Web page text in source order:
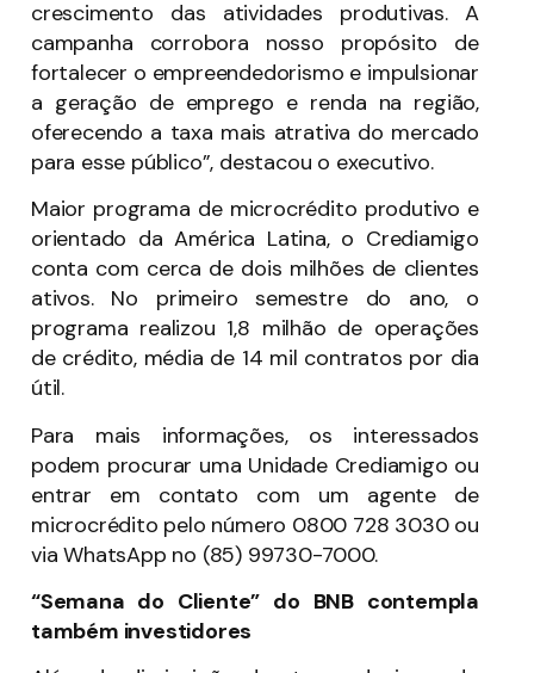
crescimento das atividades produtivas. A
campanha corrobora nosso propósito de
fortalecer o empreendedorismo e impulsionar
a geração de emprego e renda na região,
oferecendo a taxa mais atrativa do mercado
para esse público”, destacou o executivo.
Maior programa de microcrédito produtivo e
orientado da América Latina, o Crediamigo
conta com cerca de dois milhões de clientes
ativos. No primeiro semestre do ano, o
programa realizou 1,8 milhão de operações
de crédito, média de 14 mil contratos por dia
útil.
Para mais informações, os interessados
podem procurar uma Unidade Crediamigo ou
entrar em contato com um agente de
microcrédito pelo número 0800 728 3030 ou
via WhatsApp no (85) 99730-7000.
“Semana do Cliente” do BNB contempla
também investidores